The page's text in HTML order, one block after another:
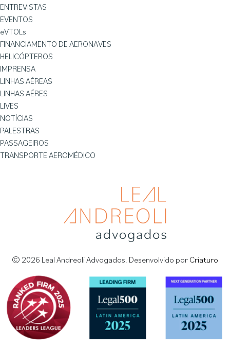
ENTREVISTAS
EVENTOS
eVTOLs
FINANCIAMENTO DE AERONAVES
HELICÓPTEROS
IMPRENSA
LINHAS AÉREAS
LINHAS AÉRES
LIVES
NOTÍCIAS
PALESTRAS
PASSAGEIROS
TRANSPORTE AEROMÉDICO
© 2026 Leal Andreoli Advogados. Desenvolvido por Criaturo